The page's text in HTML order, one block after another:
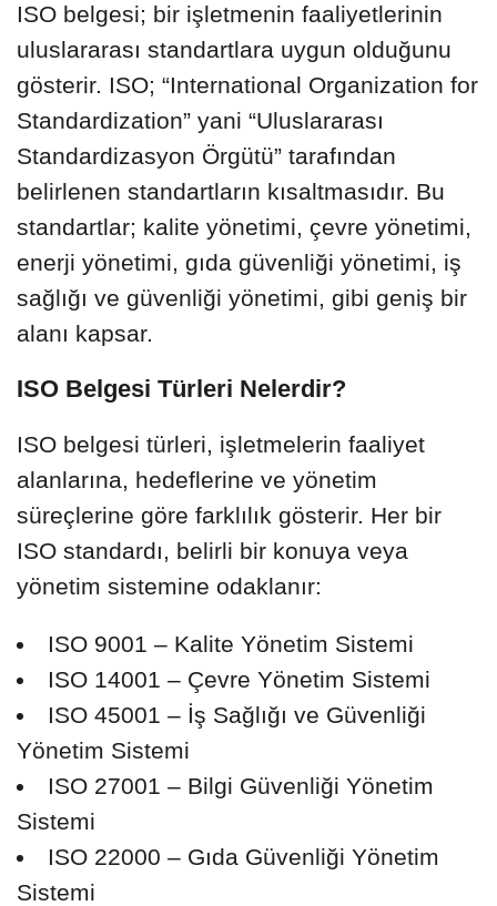
ISO belgesi; bir işletmenin faaliyetlerinin
uluslararası standartlara uygun olduğunu
gösterir. ISO; “International Organization for
Standardization” yani “Uluslararası
Standardizasyon Örgütü” tarafından
belirlenen standartların kısaltmasıdır. Bu
standartlar; kalite yönetimi, çevre yönetimi,
enerji yönetimi, gıda güvenliği yönetimi, iş
sağlığı ve güvenliği yönetimi, gibi geniş bir
alanı kapsar.
ISO Belgesi Türleri Nelerdir?
ISO belgesi türleri, işletmelerin faaliyet
alanlarına, hedeflerine ve yönetim
süreçlerine göre farklılık gösterir. Her bir
ISO standardı, belirli bir konuya veya
yönetim sistemine odaklanır:
ISO 9001 – Kalite Yönetim Sistemi
ISO 14001 – Çevre Yönetim Sistemi
ISO 45001 – İş Sağlığı ve Güvenliği
Yönetim Sistemi
ISO 27001 – Bilgi Güvenliği Yönetim
Sistemi
ISO 22000 – Gıda Güvenliği Yönetim
Sistemi